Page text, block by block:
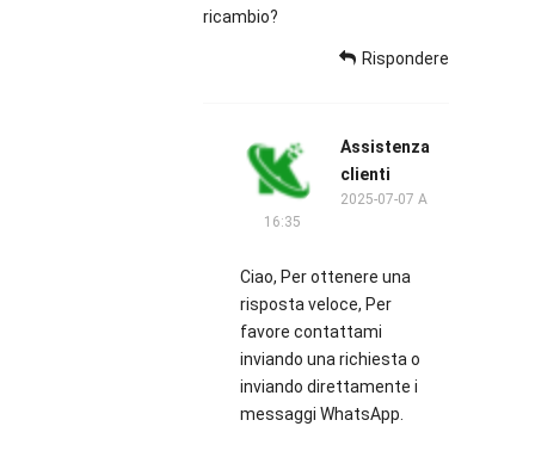
ricambio?
Rispondere
Assistenza
clienti
2025-07-07 A
16:35
Ciao, Per ottenere una
risposta veloce, Per
favore contattami
inviando una richiesta o
inviando direttamente i
messaggi WhatsApp.